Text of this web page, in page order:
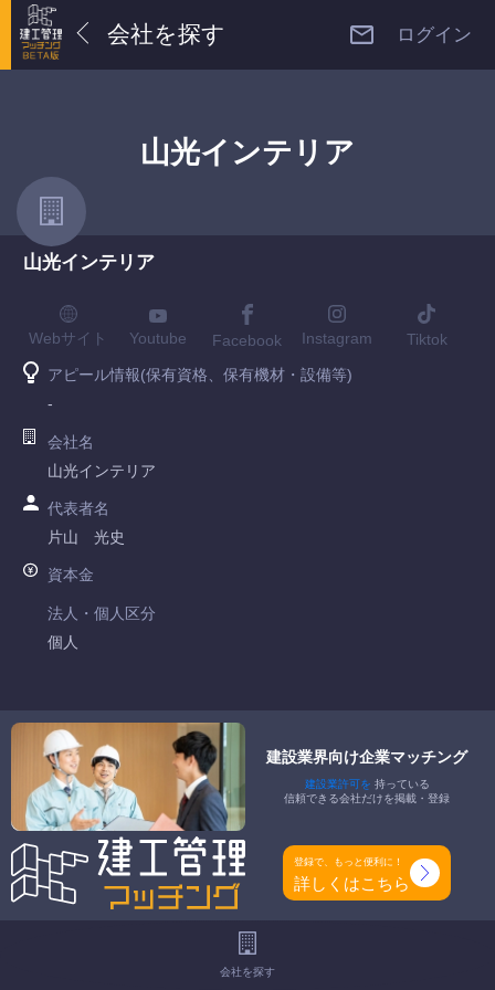
会社を探す ログイン
山光インテリア
山光インテリア
Webサイト Youtube Facebook Instagram Tiktok
アピール情報(保有資格、保有機材・設備等)
-
会社名
山光インテリア
代表者名
片山 光史
資本金
法人・個人区分
個人
滋賀県知事許可 第051656号
特定建設業
-
一般建設業
内装仕上工事業
工事種別
建設業界向け企業マッチング
建設業許可を 持っている
信頼できる会社だけを掲載・登録
登録で、もっと便利に！
詳しくはこちら
会社を探す